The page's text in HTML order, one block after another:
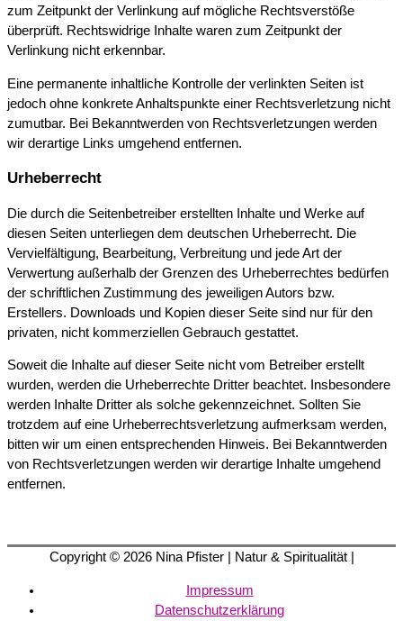
zum Zeitpunkt der Verlinkung auf mögliche Rechtsverstöße
überprüft. Rechtswidrige Inhalte waren zum Zeitpunkt der
Verlinkung nicht erkennbar.
Eine permanente inhaltliche Kontrolle der verlinkten Seiten ist
jedoch ohne konkrete Anhaltspunkte einer Rechtsverletzung nicht
zumutbar. Bei Bekanntwerden von Rechtsverletzungen werden
wir derartige Links umgehend entfernen.
Urheberrecht
Die durch die Seitenbetreiber erstellten Inhalte und Werke auf
diesen Seiten unterliegen dem deutschen Urheberrecht. Die
Vervielfältigung, Bearbeitung, Verbreitung und jede Art der
Verwertung außerhalb der Grenzen des Urheberrechtes bedürfen
der schriftlichen Zustimmung des jeweiligen Autors bzw.
Erstellers. Downloads und Kopien dieser Seite sind nur für den
privaten, nicht kommerziellen Gebrauch gestattet.
Soweit die Inhalte auf dieser Seite nicht vom Betreiber erstellt
wurden, werden die Urheberrechte Dritter beachtet. Insbesondere
werden Inhalte Dritter als solche gekennzeichnet. Sollten Sie
trotzdem auf eine Urheberrechtsverletzung aufmerksam werden,
bitten wir um einen entsprechenden Hinweis. Bei Bekanntwerden
von Rechtsverletzungen werden wir derartige Inhalte umgehend
entfernen.
Copyright © 2026 Nina Pfister| Natur & Spiritualität |
Impressum
Datenschutzerklärung